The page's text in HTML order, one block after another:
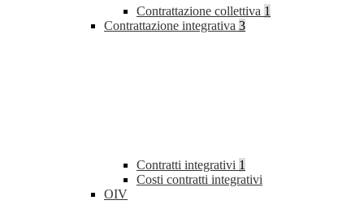
Contrattazione collettiva 1
Contrattazione integrativa 3
Contratti integrativi 1
Costi contratti integrativi
OIV